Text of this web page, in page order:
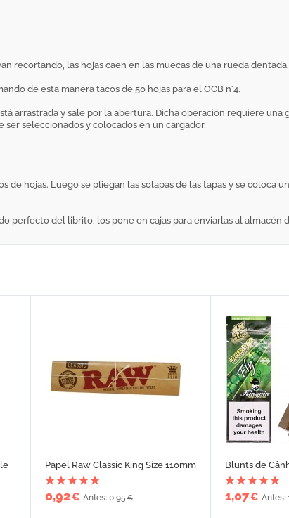
recortando, las hojas caen en las muecas de una rueda dentada.
de esta manera tacos de 50 hojas para el OCB n°4.
arrastrada y sale por la abertura. Dicha operación requiere
seleccionados y colocados en un cargador.
de hojas. Luego se pliegan las solapas de las tapas y se coloca
perfecto del librito, los pone en cajas para enviarlas al almacén
Papel Raw Classic King Size 110mm
0,92€ Antes: 0,95€
Blunts de
1,07€ Antes: